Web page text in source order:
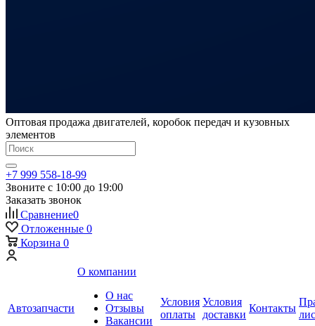
Оптовая продажа двигателей, коробок передач и кузовных
элементов
+7 999 558-18-99
Звоните с 10:00 до 19:00
Заказать звонок
Сравнение0
Отложенные 0
Корзина 0
Автозапчасти
О компании
О нас
Отзывы
Вакансии
Условия
оплаты
Условия
доставки
Контакты